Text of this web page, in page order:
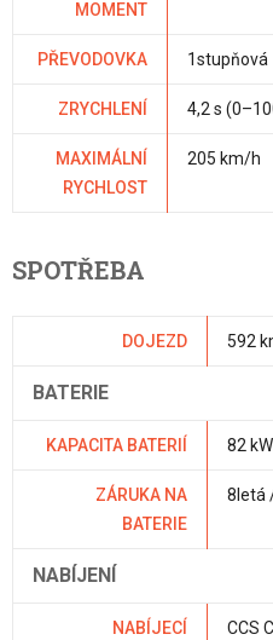
MOMENT
PŘEVODOVKA 1stupňová
ZRYCHLENÍ 4,2 s
MAXIMÁLNÍ
RYCHLOST
205 km/h
SPOTŘEBA
DOJEZD 592
BATERIE
KAPACITA BATERIÍ 82
ZÁRUKA NA
BATERIE
8letá
NABÍJENÍ
NABÍJECÍ
CCS